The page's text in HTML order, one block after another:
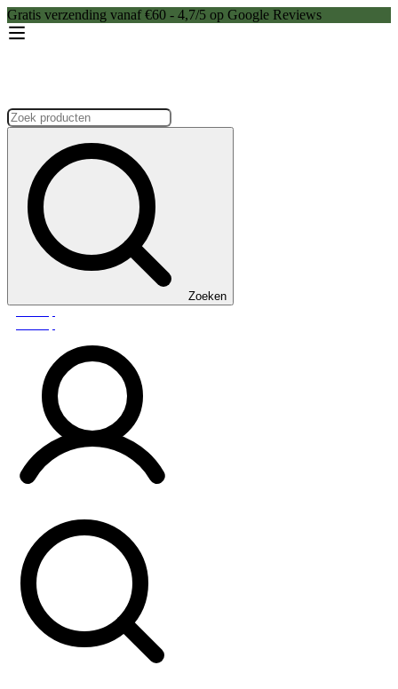
Gratis verzending vanaf €60 - 4,7/5 op Google Reviews
Zoeken:
Zoeken